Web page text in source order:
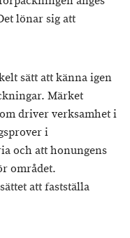
lönar sig att
sätt att känna igen
Märket
driver verksamhet i
i
och att honungens
området.
att fastställa